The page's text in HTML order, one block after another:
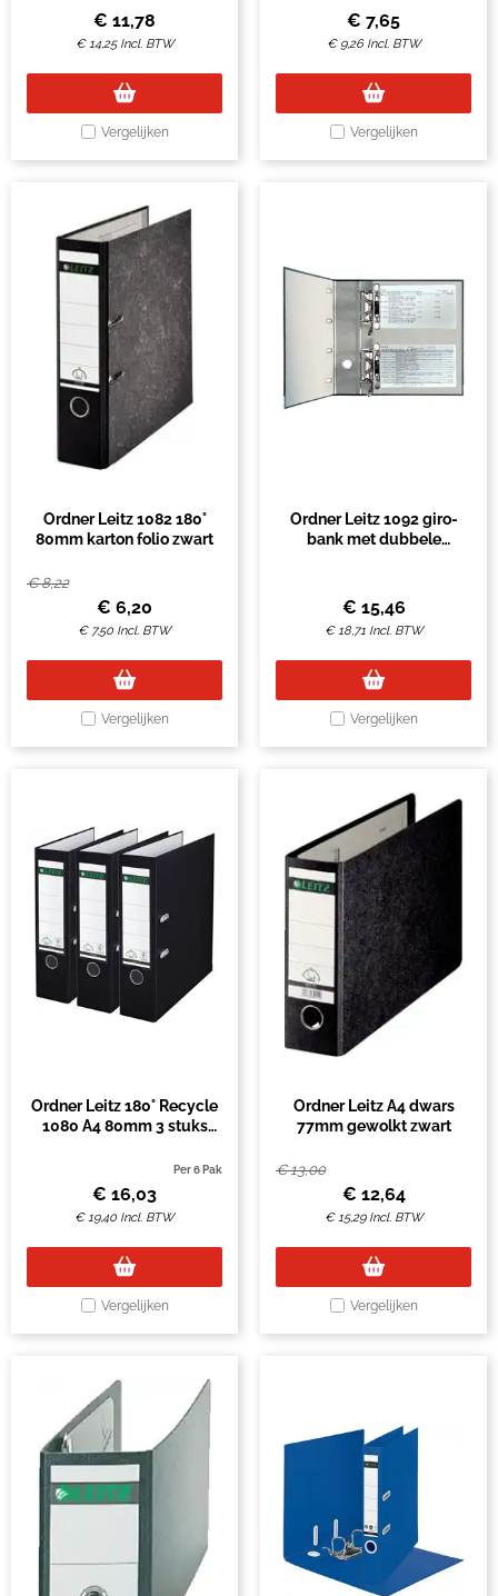
€ 11,78
€14,25 Incl. BTW
Vergelijken
€ 7,65
€ 9,26 Incl. BTW
Vergelijken
Ordner Leitz 1082 180°
80mm karton folio zwart
€8,22
€ 6,20
€ 7,50 Incl. BTW
Vergelijken
Ordner Leitz 1092 giro-
bank met dubbele
€ 15,46
€18,71 Incl. BTW
Vergelijken
Ordner Leitz 180° Recycle
1080 A4 80mm 3 stuks
Per 6 Pak
€ 16,03
€19,40 Incl. BTW
Vergelijken
Ordner Leitz A4 dwars
77mm gewolkt zwart
€13,00
€ 12,64
€15,29 Incl. BTW
Vergelijken